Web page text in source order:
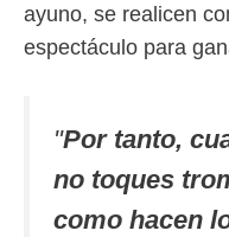
ayuno, se realicen
espectáculo para
"Por tanto,
no toques
como hacen